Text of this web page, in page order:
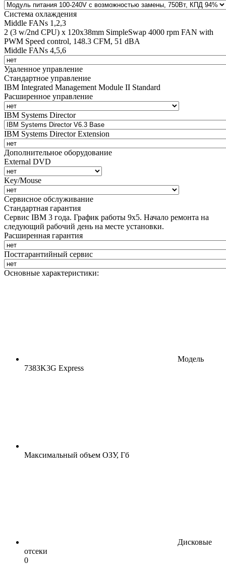
Система охлаждения
Middle FANs 1,2,3
2 (3 w/2nd CPU) x 120х38mm SimpleSwap 4000 rpm FAN with
PWM Speed control, 148.3 CFM, 51 dBA
Middle FANs 4,5,6
Удаленное управление
Стандартное управление
IBM Integrated Management Module II Standard
Расширенное управление
IBM Systems Director
IBM Systems Director Extension
Дополнительное оборудование
External DVD
Key/Mouse
Сервисное обслуживание
Стандартная гарантия
Сервис IBM 3 года. График работы 9х5. Начало ремонта на
следующий рабочий день на месте установки.
Расширенная гарантия
Постгарантийный сервис
Основные характеристики:
Модель
7383K3G Express
Максимальный объем ОЗУ, Гб
Дисковые
отсеки
0